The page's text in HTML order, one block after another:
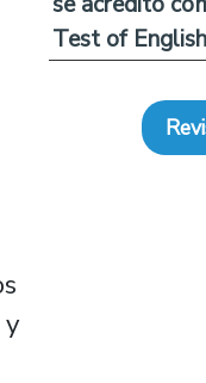
y
Test of English